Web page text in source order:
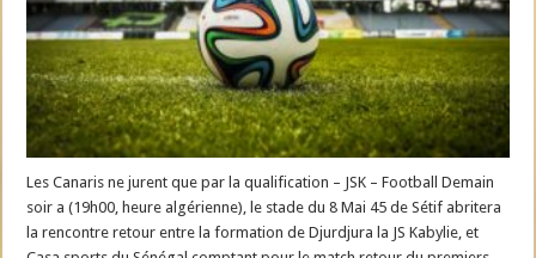
Les Canaris ne jurent que par la qualification – JSK – Football Demain
soir a (19h00, heure algérienne), le stade du 8 Mai 45 de Sétif abritera
la rencontre retour entre la formation de Djurdjura la JS Kabylie, et